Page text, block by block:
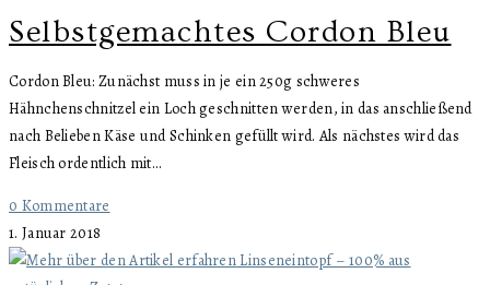
Selbstgemachtes Cordon Bleu
Cordon Bleu: Zunächst muss in je ein 250g schweres
Hähnchenschnitzel ein Loch geschnitten werden, in das anschließend
nach Belieben Käse und Schinken gefüllt wird. Als nächstes wird das
Fleisch ordentlich mit…
0 Kommentare
1. Januar 2018